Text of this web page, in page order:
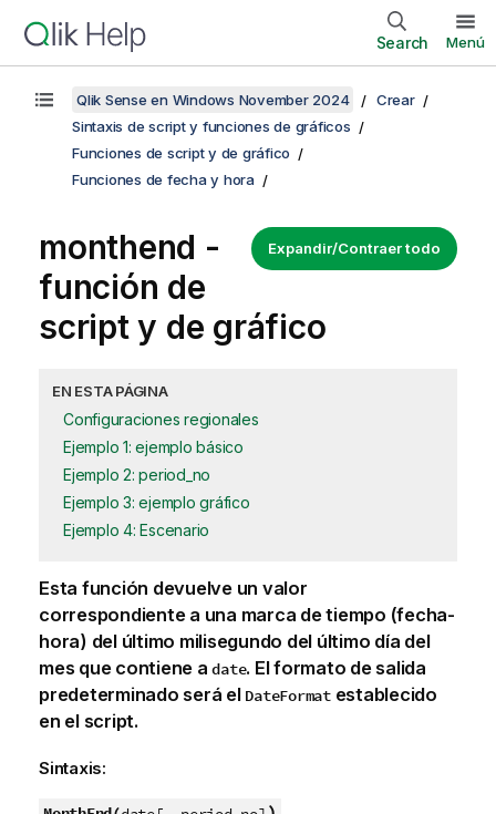
Search Menú
Qlik Sense en Windows November 2024
Crear
Sintaxis de script y funciones de gráficos
Funciones de script y de gráfico
Funciones de fecha y hora
Expandir/Contraer todo
monthend -
función de
script y de gráfico
EN ESTA PÁGINA
Configuraciones regionales
Ejemplo 1: ejemplo básico
Ejemplo 2: period_no
Ejemplo 3: ejemplo gráfico
Ejemplo 4: Escenario
Esta función devuelve un valor
correspondiente a una marca de tiempo (fecha-
hora) del último milisegundo del último día del
mes que contiene adate. El formato de salida
predeterminado será el DateFormatestablecido
en el script.
Sintaxis: